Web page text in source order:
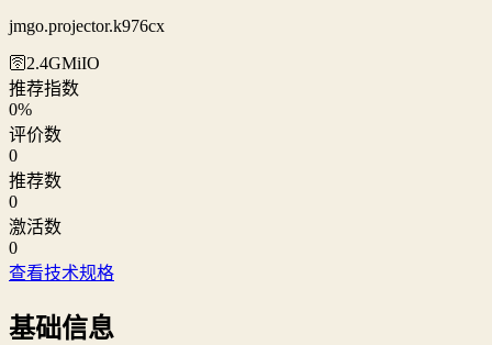
jmgo.projector.k976cx
🛜2.4GMiIO
推荐指数
0%
评价数
0
推荐数
0
激活数
0
查看技术规格
基础信息